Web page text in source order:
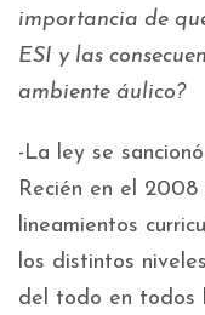
importancia de
ESI y las
ambiente áulico?
-La ley se
Recién en el 2008
lineamientos
los distintos
del todo en todos